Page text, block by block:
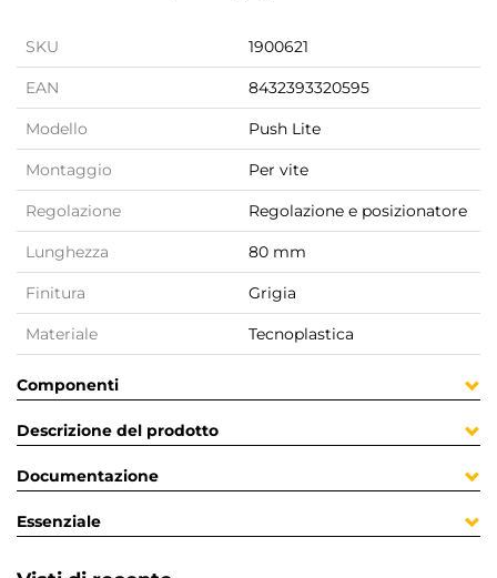
SKU 1900621
EAN 8432393320595
Modello Push Lite
Montaggio Per vite
Regolazione Regolazione e posizionatore
Lunghezza 80 mm
Finitura Grigia
Materiale Tecnoplastica
Componenti
Descrizione del prodotto
Documentazione
Essenziale